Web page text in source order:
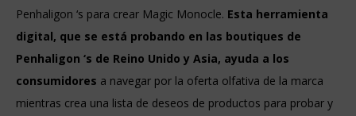
Penhaligon ‘s para crear Magic Monocle. Esta herramienta
digital, que se está probando en las boutiques de
Penhaligon ‘s de Reino Unido y Asia, ayuda a los
consumidores a navegar por la oferta olfativa de la marca
mientras crea una lista de deseos de productos para probar y